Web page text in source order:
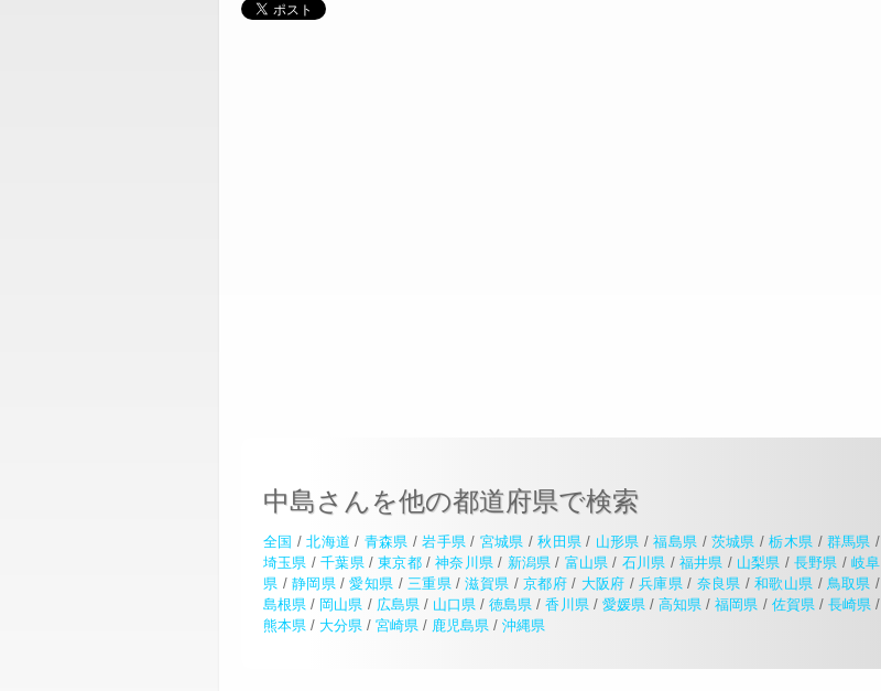
中島さんを他の都道府県で検索
全国 /北海道 / 青森県 /岩手県 / 宮城県 /秋田県 / 山形県 /福島県 / 茨城県 /栃木県 / 群馬県 /
埼玉県 /千葉県/東京都/神奈川県 / 新潟県 / 富山県 / 石川県 / 福井県 / 山梨県 / 長野県 / 岐阜
県 / 静岡県/愛知県 / 三重県/滋賀県 / 京都府/ 大阪府 /兵庫県/ 奈良県 /和歌山県 / 鳥取県 /
島根県 / 岡山県 / 広島県/ 山口県 /徳島県 /香川県/ 愛媛県/高知県 /福岡県 / 佐賀県/ 長崎県 /
熊本県 / 大分県 / 宮崎県 / 鹿児島県 / 沖縄県